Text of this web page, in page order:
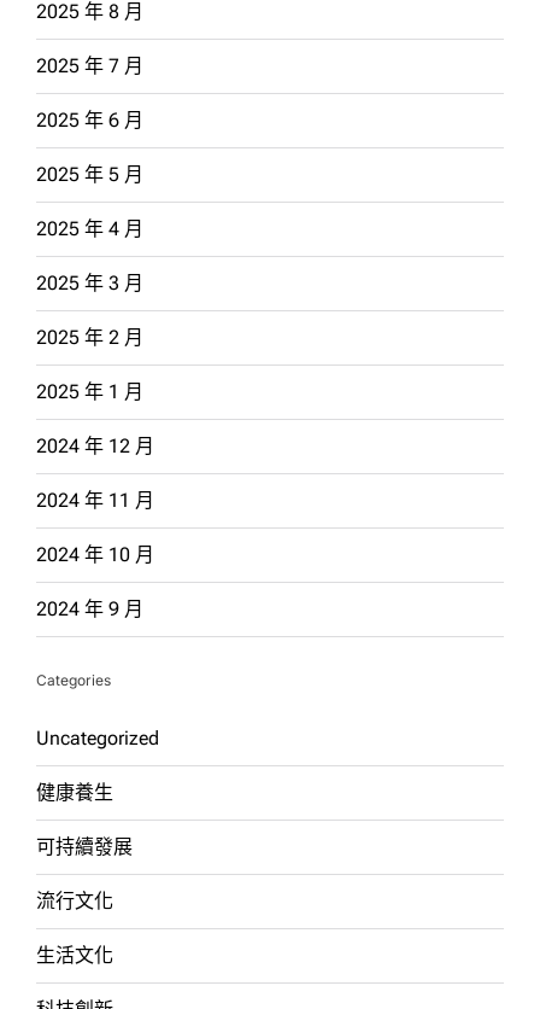
2025 年 8 月
2025 年 7 月
2025 年 6 月
2025 年 5 月
2025 年 4 月
2025 年 3 月
2025 年 2 月
2025 年 1 月
2024 年 12 月
2024 年 11 月
2024 年 10 月
2024 年 9 月
Categories
Uncategorized
健康養生
可持續發展
流行文化
生活文化